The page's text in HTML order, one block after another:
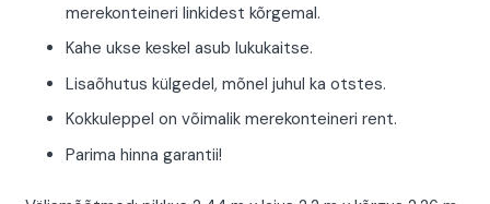
merekonteineri linkidest kõrgemal.
Kahe ukse keskel asub lukukaitse.
Lisaõhutus külgedel, mõnel juhul ka otstes.
Kokkuleppel on võimalik merekonteineri rent.
Parima hinna garantii!